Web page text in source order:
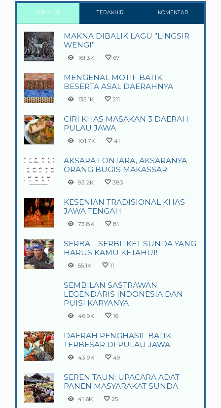
POPULER TERAKHIR KOMENTAR
MAKNA DIBALIK LAGU ”LINGSIR
WENGI”
161.3K 67
MENGENAL MOTIF BATIK
BESERTA ASAL DAERAHNYA
135.1K 211
CIRI KHAS MASAKAN 3 DAERAH
PULAU JAWA
101.7K 41
AKSARA LONTARA, AKSARANYA
ORANG BUGIS MAKASSAR
93.2K 383
KESENIAN TRADISIONAL KHAS
JAWA TENGAH
73.8K 81
SERBA – SERBI IKET SUNDA YANG
HARUS KAMU KETAHUI!
55.1K 11
SEMBILAN SASTRAWAN
LEGENDARIS INDONESIA DAN
PUISI KARYANYA
46.9K 16
DAERAH PENGHASIL BATIK
TERBESAR DI PULAU JAWA
43.9K 49
SEREN TAUN: UPACARA ADAT
PANEN MASYARAKAT SUNDA
41.6K 25